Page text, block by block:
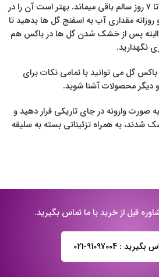
گل های این محصول بین ۵ تا ۷ روز سالم باقی میماند. بهتر است آن را در
مقداری آب به اسفنج گل ها بدهید تا
البته پس از خشک شدن گل ها در باکس هم
نگهدارید.
باکس گل می توانید با تمامی نکات برای
محصولات آشنا شوید.
صورت وارونه در جای تاریکی قرار دهید و
خشک شدند، به همراه تزئیناتی بسته به سلیقه
قبل از خرید با ما تماس بگیرید.
: 91097004-021